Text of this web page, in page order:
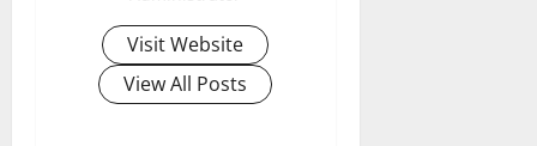
Visit Website
View All Posts